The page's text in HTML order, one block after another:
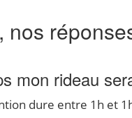
nos
mon rideau
dure entre 1h et